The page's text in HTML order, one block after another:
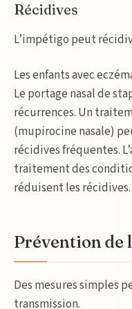
Récidives
L’impétigo peut
Les enfants avec
Le portage nasal de
récurrences. Un
(mupirocine nasale)
récidives fréquentes.
traitement des
réduisent les récidives.
Prévention de
Des mesures simples
transmission.